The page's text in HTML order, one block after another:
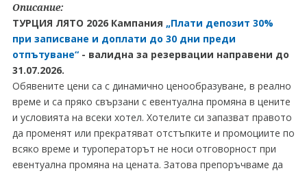
Описание:
ТУРЦИЯ ЛЯТО 2026 Кампания „Плати депозит 30%
при записване и доплати до 30 дни преди
отпътуване“ - валидна за резервации направени до
31.07.2026.
Обявените цени са с динамично ценообразуване, в реално
време и са пряко свързани с евентуална промяна в цените
и условията на всеки хотел. Хотелите си запазват правото
да променят или прекратяват отстъпките и промоциите по
всяко време и туроператорът не носи отговорност при
евентуална промяна на цената. Затова препоръчваме да